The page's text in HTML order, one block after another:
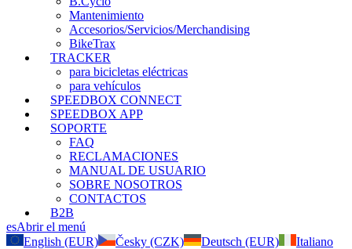
Mantenimiento
Accesorios/Servicios/Merchandising
BikeTrax
TRACKER
para bicicletas eléctricas
para vehículos
SPEEDBOX CONNECT
SPEEDBOX APP
SOPORTE
FAQ
RECLAMACIONES
MANUAL DE USUARIO
SOBRE NOSOTROS
CONTACTOS
B2B
esAbrir el menú
English (EUR)
Česky (CZK) Deutsch (EUR)
Italiano